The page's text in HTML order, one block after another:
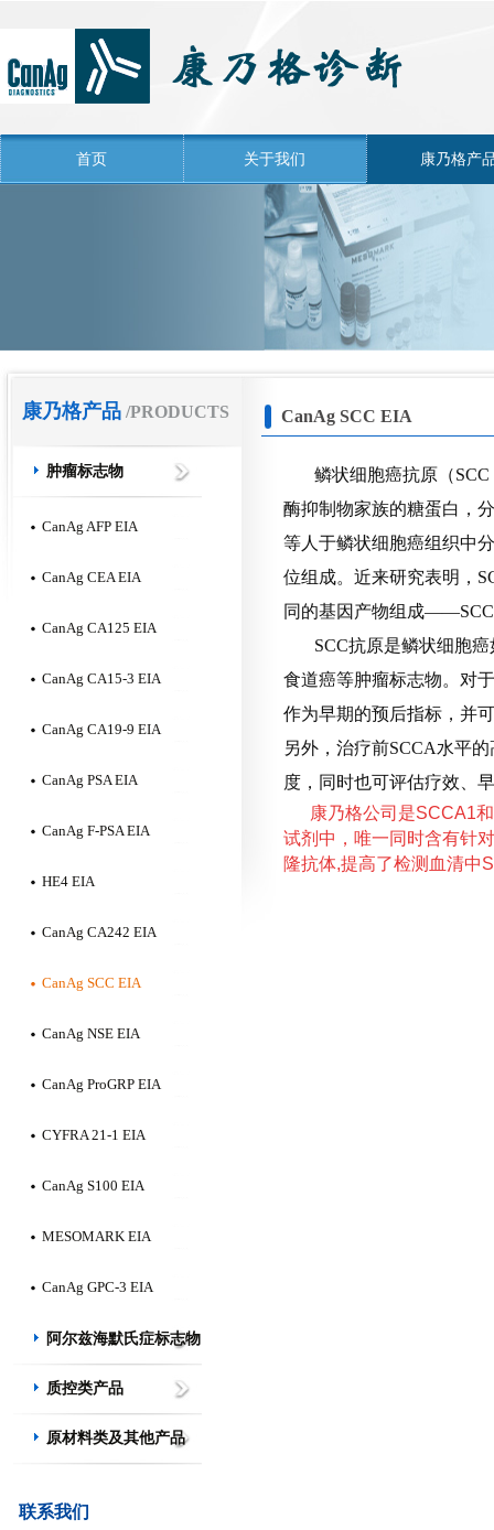
首页 关于我们 康乃格产
康乃格产品 /PRODUCTS
肿瘤标志物
CanAg AFP EIA
CanAg CEA EIA
CanAg CA125 EIA
CanAg CA15-3 EIA
CanAg CA19-9 EIA
CanAg PSA EIA
CanAg F-PSA EIA
HE4 EIA
CanAg CA242 EIA
CanAg SCC EIA
CanAg NSE EIA
CanAg ProGRP EIA
CYFRA 21-1 EIA
CanAg S100 EIA
MESOMARK EIA
CanAg GPC-3 EIA
阿尔兹海默氏症标志物
质控类产品
原材料类及其他产品
联系我们
CanAg SCC EIA
鳞状细胞癌抗原（SCC
酶抑制物家族的糖蛋白，
等人于鳞状细胞癌组织中
位组成。近来研究表明，
同的基因产物组成——
SCC抗原是鳞状细胞
食道癌等肿瘤标志物。对
作为早期的预后指标，并
另外，治疗前SCCA水平
度，同时也可评估疗效、
康乃格公司是SCCA1
试剂中，唯一同时含有针
隆抗体,提高了检测血清中